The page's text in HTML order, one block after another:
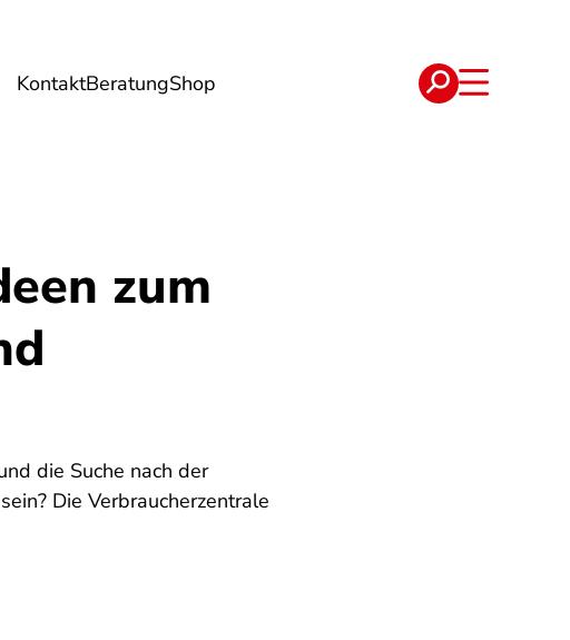
KontaktBeratungShop
Reise Verträge
zum
die Suche nach der
Die Verbraucherzentrale